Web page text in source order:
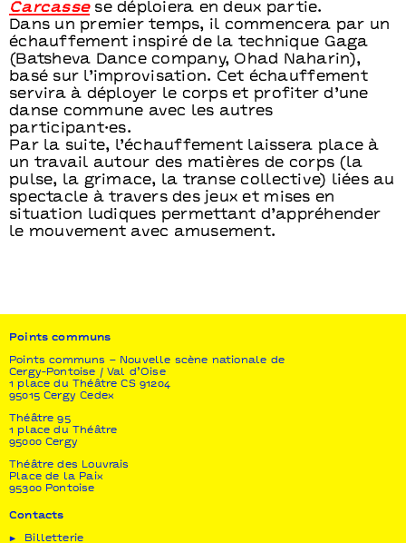
Carcassese déploiera en deux partie.
Dans un premier temps, il commencera par un
échauffement inspiré de la technique Gaga
(Batsheva Dance company, Ohad Naharin),
basé sur l’improvisation. Cet échauffement
servira à déployer le corps et profiter d’une
danse commune avec les autres
participant·es.
Par la suite, l’échauffement laissera place à
un travail autour des matières de corps (la
pulse, la grimace, la transe collective) liées au
spectacle à travers des jeux et mises en
situation ludiques permettant d’appréhender
le mouvement avec amusement.
Points communs
Points communs – Nouvelle scène nationale de
Cergy-Pontoise / Val d’Oise
1 place du Théâtre CS 91204
95015 Cergy Cedex
Théâtre 95
1 place du Théâtre
95000 Cergy
Théâtre des Louvrais
Place de la Paix
95300 Pontoise
Contacts
Billetterie